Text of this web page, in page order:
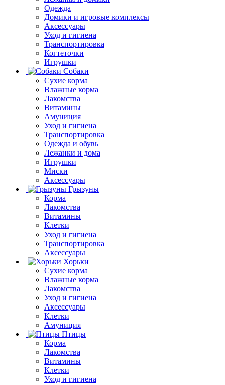
Одежда
Домики и игровые комплексы
Аксессуары
Уход и гигиена
Транспортировка
Когтеточки
Игрушки
Собаки
Сухие корма
Влажные корма
Лакомства
Витамины
Амуниция
Уход и гигиена
Транспортировка
Одежда и обувь
Лежанки и дома
Игрушки
Миски
Аксессуары
Грызуны
Корма
Лакомства
Витамины
Клетки
Уход и гигиена
Транспортировка
Аксессуары
Хорьки
Сухие корма
Влажные корма
Лакомства
Уход и гигиена
Аксессуары
Клетки
Амуниция
Птицы
Корма
Лакомства
Витамины
Клетки
Уход и гигиена